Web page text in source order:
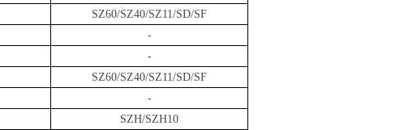
SZ60/SZ40/SZ11/SD/SF
-
-
SZ60/SZ40/SZ11/SD/SF
-
SZH/SZH10